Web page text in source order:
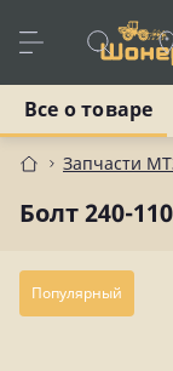
Запчасти
Болт 240-
Все о товаре
Популярный